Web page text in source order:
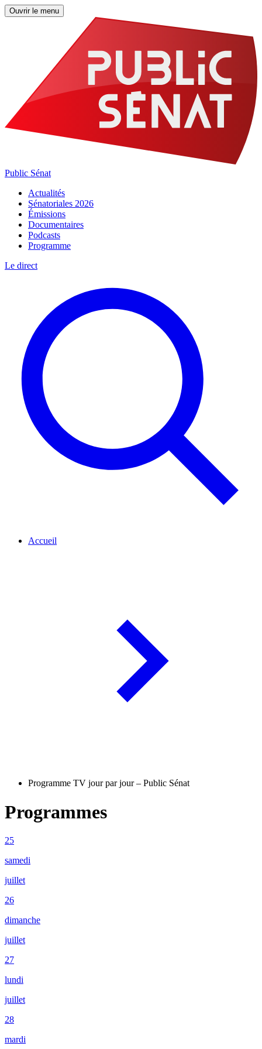
Ouvrir le menu
Public Sénat
Actualités
Sénatoriales 2026
Émissions
Documentaires
Podcasts
Programme
Le direct
Accueil
Programme TV jour par jour – Public Sénat
Programmes
25
samedi
juillet
26
dimanche
juillet
27
lundi
juillet
28
mardi